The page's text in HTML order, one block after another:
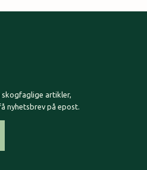
artikler,
nyhetsbrev på epost.